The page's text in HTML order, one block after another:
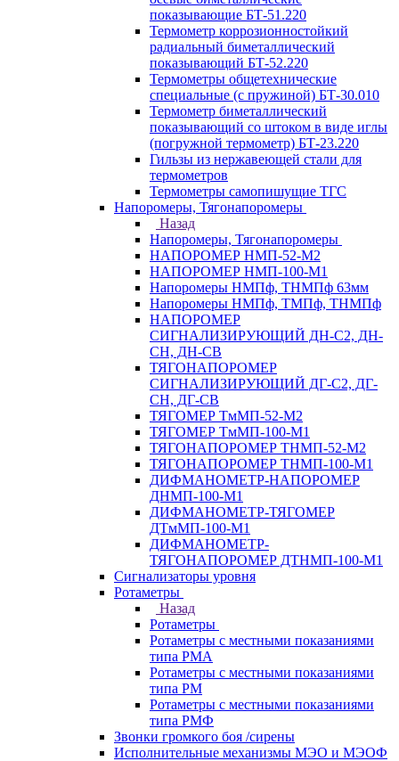
показывающие БТ-51.220
Термометр коррозионностойкий
радиальный биметаллический
показывающий БТ-52.220
Термометры общетехнические
специальные (с пружиной) БТ-30.010
Термометр биметаллический
показывающий со штоком в виде иглы
(погружной термометр) БТ-23.220
Гильзы из нержавеющей стали для
термометров
Термометры самопишущие ТГС
Напоромеры, Тягонапоромеры
Назад
Напоромеры, Тягонапоромеры
НАПОРОМЕР НМП-52-М2
НАПОРОМЕР НМП-100-М1
Напоромеры НМПф, ТНМПф 63мм
Напоромеры НМПф, ТМПф, ТНМПф
НАПОРОМЕР
СИГНАЛИЗИРУЮЩИЙ ДН-С2, ДН-
СН, ДН-СВ
ТЯГОНАПОРОМЕР
СИГНАЛИЗИРУЮЩИЙ ДГ-С2, ДГ-
СН, ДГ-СВ
ТЯГОМЕР ТмМП-52-М2
ТЯГОМЕР ТмМП-100-М1
ТЯГОНАПОРОМЕР ТНМП-52-М2
ТЯГОНАПОРОМЕР ТНМП-100-М1
ДИФМАНОМЕТР-НАПОРОМЕР
ДНМП-100-М1
ДИФМАНОМЕТР-ТЯГОМЕР
ДТмМП-100-М1
ДИФМАНОМЕТР-
ТЯГОНАПОРОМЕР ДТНМП-100-М1
Сигнализаторы уровня
Ротаметры
Назад
Ротаметры
Ротаметры с местными показаниями
типа РМА
Ротаметры с местными показаниями
типа РМ
Ротаметры с местными показаниями
типа РМФ
Звонки громкого боя /сирены
Исполнительные механизмы МЭО и МЭОФ